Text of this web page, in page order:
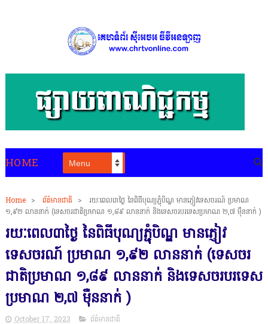
HOME
Home > ព័ត៌មានជាតិ >
រយៈពេល៣ថ្ងៃ នៃពិធីបុណ្យភ្ជុំបិណ្ឌ មានភ្ញៀវទេសចរណ៍ ប្រមាណ
១,៩២ លាននាក់ (ទេសចរជាតិប្រមាណ ១,៨៩ លាននាក់ និងទេសចរបរទេសប្រមាណ ២,៧ ម៉ឺននាក់ )
រយៈពេល៣ថ្ងៃ នៃពិធីបុណ្យភ្ជុំបិណ្ឌ មានភ្ញៀវ
ទេសចរណ៍ ប្រមាណ ១,៩២ លាននាក់ (ទេសចរ
ជាតិប្រមាណ ១,៨៩ លាននាក់ និងទេសចរបរទេស
ប្រមាណ ២,៧ ម៉ឺននាក់ )
October 17, 2023 ព័ត៌មានជាតិ